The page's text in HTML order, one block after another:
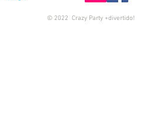
© 2022 Crazy Party +divertido!